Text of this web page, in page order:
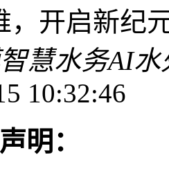
，开启新纪
智慧水务AI水
10:32:46
明：